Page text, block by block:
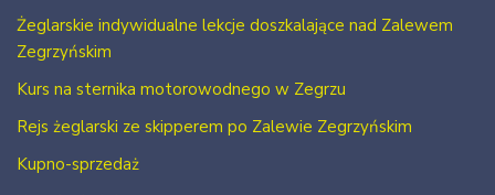
Żeglarskie indywidualne lekcje doszkalające nad Zalewem
Zegrzyńskim
Kurs na sternika motorowodnego w Zegrzu
Rejs żeglarski ze skipperem po Zalewie Zegrzyńskim
Kupno-sprzedaż